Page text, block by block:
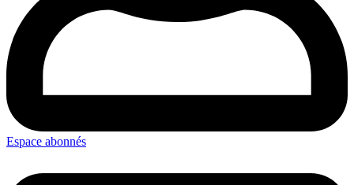
Espace abonnés